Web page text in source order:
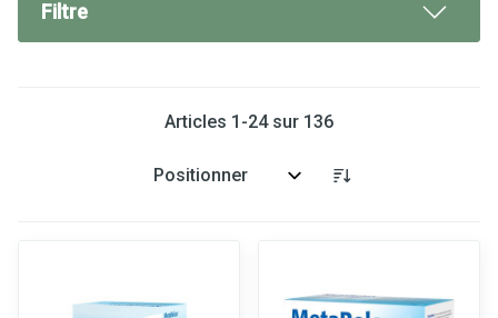
Filtre
Articles 1 -24sur 136
Trier par: